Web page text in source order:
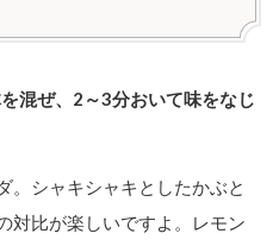
混ぜ、2～3分おいて味をなじ
。シャキシャキとしたかぶと
対比が楽しいですよ。レモン